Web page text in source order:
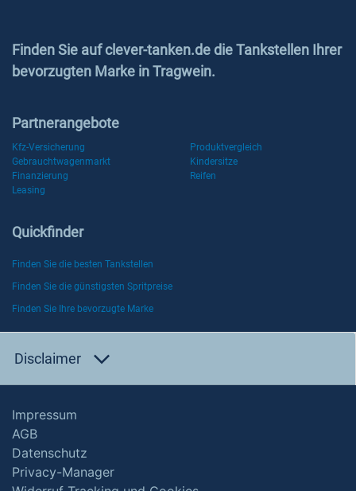
Finden Sie auf clever-tanken.de die Tankstellen Ihrer
bevorzugten Marke in Tragwein.
Partnerangebote
Kfz-Versicherung
Produktvergleich
Gebrauchtwagenmarkt
Kindersitze
Finanzierung
Reifen
Leasing
Quickfinder
Finden Sie die besten Tankstellen
Finden Sie die günstigsten Spritpreise
Finden Sie Ihre bevorzugte Marke
Disclaimer
Impressum
AGB
Datenschutz
Privacy-Manager